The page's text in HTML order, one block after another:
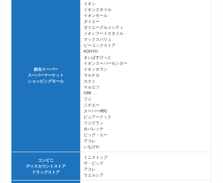
総合スーパー
スーパーマーケット
ショッピングモール
イオン
イオンスタイル
イオンモール
ダイエー
ダイエーグルメシティ
イオンフードスタイル
マックスバリュ
ピーコックストア
KOHYO
まいばすけっと
イオンスーパーセンター
イオンタウン
マルナカ
カスミ
マルエツ
OPA
フジ
ニチエー
スーパーABC
ピュアークック
フジグラン
＠パレッテ
ビッグ・エー
アコレ
いなげや
コンビニ
ディスカウントストア
ドラッグストア
ミニストップ
ザ・ビッグ
アコレ
ウエルシア